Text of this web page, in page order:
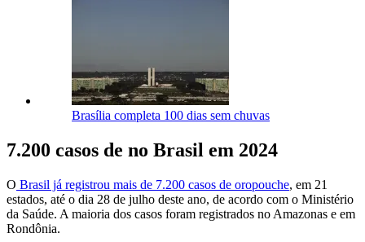
Brasília completa 100 dias sem chuvas
7.200 casos de no Brasil em 2024
O Brasil já registrou mais de 7.200 casos de oropouche, em 21
estados, até o dia 28 de julho deste ano, de acordo com o Ministério
da Saúde. A maioria dos casos foram registrados no Amazonas e em
Rondônia.